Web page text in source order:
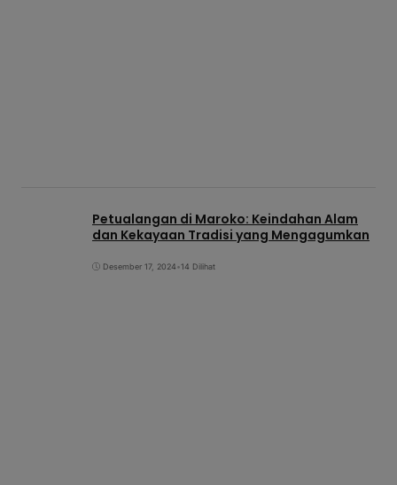
Petualangan di Maroko: Keindahan Alam
dan Kekayaan Tradisi yang Mengagumkan
Desember 17, 2024•14 Dilihat